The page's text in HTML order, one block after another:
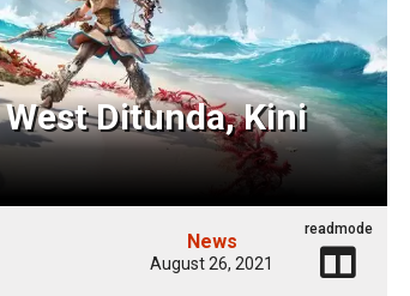
Ditunda, Kini
News
August 26, 2021
readmode